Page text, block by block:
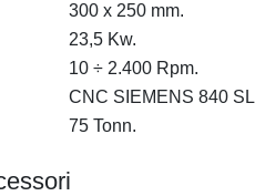
300 x 250 mm.
23,5 Kw.
10 ÷ 2.400 Rpm.
CNC SIEMENS 840 SL
75 Tonn.